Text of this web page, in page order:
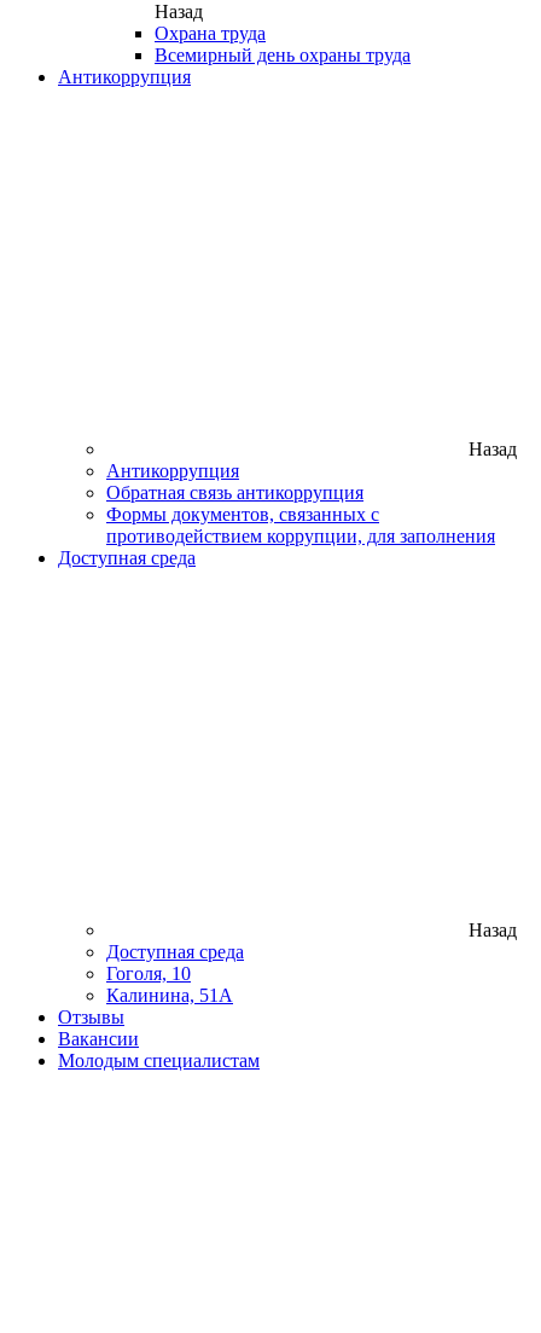
Назад
Охрана труда
Всемирный день охраны труда
Антикоррупция
Назад
Антикоррупция
Обратная связь антикоррупция
Формы документов, связанных с
противодействием коррупции, для заполнения
Доступная среда
Назад
Доступная среда
Гоголя, 10
Калинина, 51А
Отзывы
Вакансии
Молодым специалистам